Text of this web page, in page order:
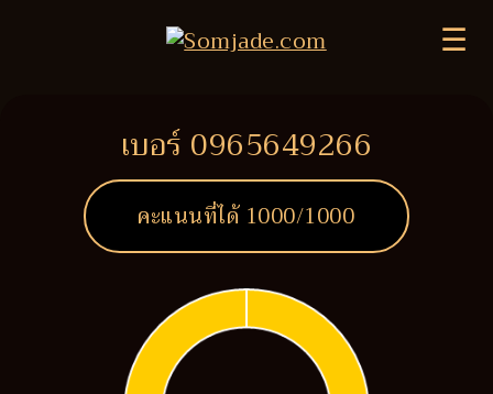
☰
เบอร์ 0965649266
คะแนนที่ได้ 1000/1000